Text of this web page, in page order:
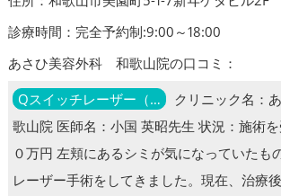
診療時間：完全予約制:9:00～18:00
あさひ美容外科 和歌山院の口コミ：
Qスイッチレーザー（…
クリニック名：
歌山院 医師名：小国 英昭先生 状況：施術
０万円 左頬にあるシミが気になっていたも
レーザー手術をしてきました。現在、治療